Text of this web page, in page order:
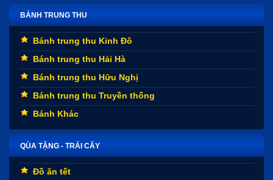
BÁNH TRUNG THU
Bánh trung thu Kinh Đô
Bánh trung thu Hải Hà
Bánh trung thu Hữu Nghị
Bánh trung thu Truyền thống
Bánh Khác
QÙA TẶNG - TRÁI CÂY
Đồ ăn tết